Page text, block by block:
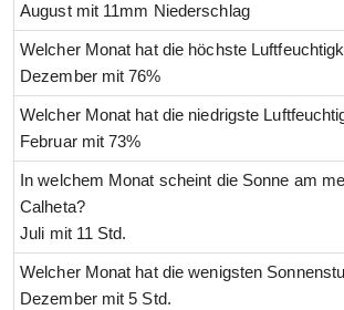
August mit 11mm Niederschlag
Welcher Monat hat die höchste
Dezember mit 76%
Welcher Monat hat die niedrigste
Februar mit 73%
In welchem Monat scheint die Sonne am
Calheta?
Juli mit 11 Std.
Welcher Monat hat die wenigsten
Dezember mit 5 Std.